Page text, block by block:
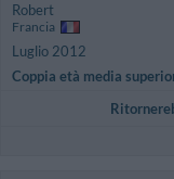
Robert
Francia
Luglio 2012
Coppia età media